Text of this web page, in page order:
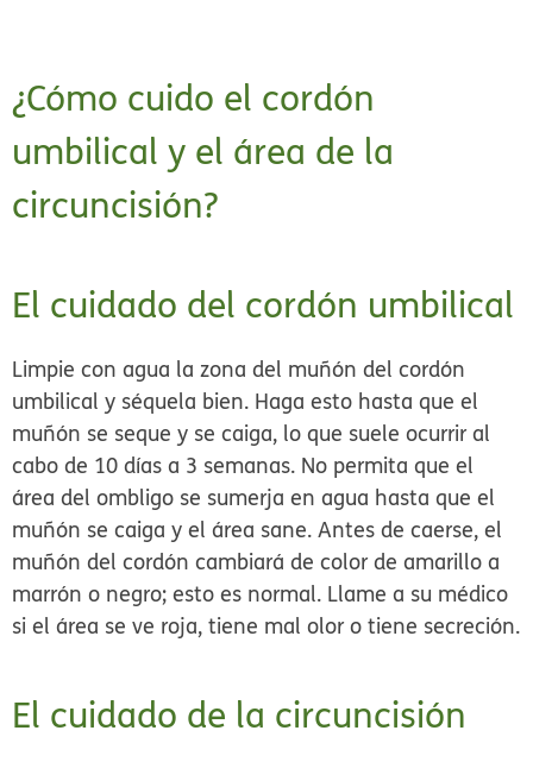
¿Cómo cuido el cordón
umbilical y el área de la
circuncisión?
El cuidado del cordón umbilical
Limpie con agua la zona del muñón del cordón
umbilical y séquela bien. Haga esto hasta que el
muñón se seque y se caiga, lo que suele ocurrir al
cabo de 10 días a 3 semanas. No permita que el
área del ombligo se sumerja en agua hasta que el
muñón se caiga y el área sane. Antes de caerse, el
muñón del cordón cambiará de color de amarillo a
marrón o negro; esto es normal. Llame a su médico
si el área se ve roja, tiene mal olor o tiene secreción.
El cuidado de la circuncisión